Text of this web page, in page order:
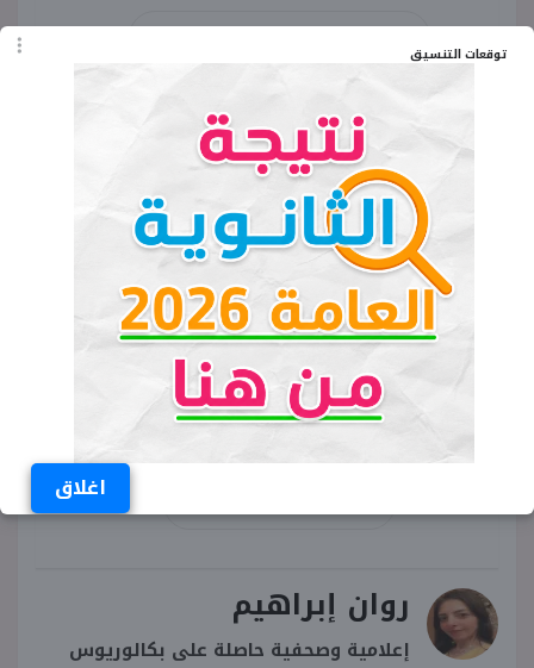
توقعات التنسيق
اغلاق
مواعيد فروع فودافون في العيد
متى تفتح شركات الاتصالات في العيد
إجازة شركات المحمول عيد الفطر
مواعيد عمل أورانج في العيد
فروع اتصالات من وي في عيد الفطر
الجهاز القومي لتنظيم الاتصالات
مواعيد العمل الرسمية
روان إبراهيم
إعلامية وصحفية حاصلة على بكالوريوس